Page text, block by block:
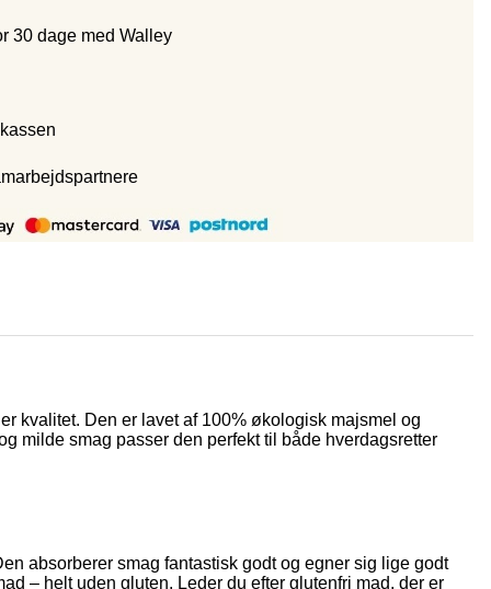
30 dage med Walley
kvalitet. Den er lavet af 100% økologisk majsmel og
milde smag passer den perfekt til både hverdagsretter
absorberer smag fantastisk godt og egner sig lige godt
– helt uden gluten. Leder du efter glutenfri mad, der er